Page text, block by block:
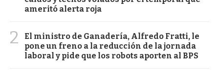
ameritó alerta roja
2
El ministro de Ganadería, Alfredo Fratti, le
pone un freno a la reducción de la jornada
laboral y pide que los robots aporten al BPS